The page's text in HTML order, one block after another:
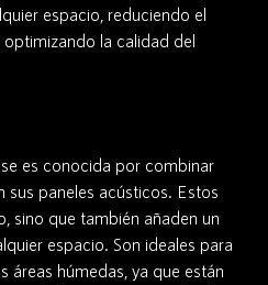
espacio, reduciendo el
la calidad del
es conocida por combinar
sus paneles acústicos. Estos
sino que también añaden un
espacio. Son ideales para
áreas húmedas, ya que están